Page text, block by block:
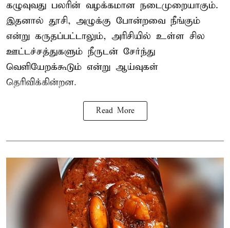
கழுவுவது பலரின் வழக்கமான நடைமுறையாகும்.
இதனால் தூசி, அழுக்கு போன்றவை நீங்கும்
என்று கருதப்பட்டாலும், அரிசியில் உள்ள சில
ஊட்டச்சத்துகளும் நீருடன் சேர்ந்து
வெளியேறக்கூடும் என்று ஆய்வுகள்
தெரிவிக்கின்றன.
Read More